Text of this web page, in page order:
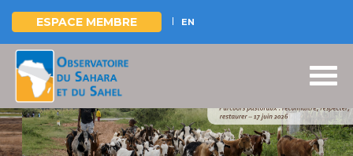
Aller
contenu
principal
ESPACE MEMBRE EN